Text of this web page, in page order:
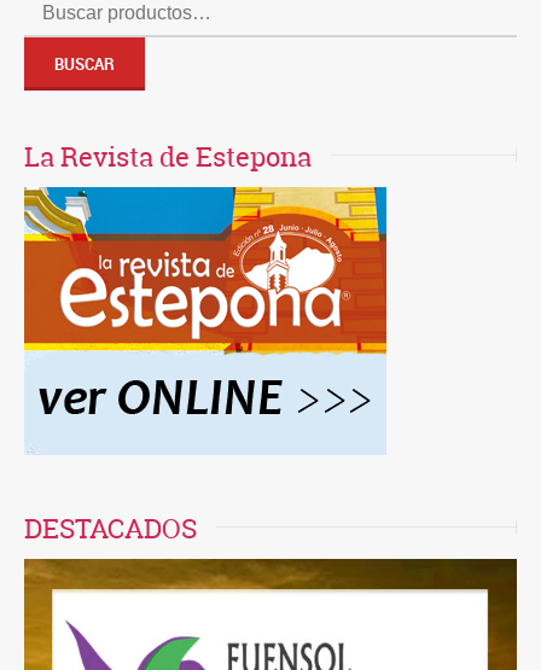
Buscar
por:
BUSCAR
La Revista de Estepona
DESTACADOS